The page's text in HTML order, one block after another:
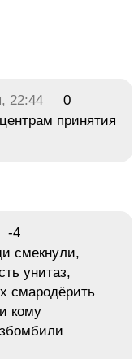
22:44
0
принятия
-4
смекнули,
унитаз,
смародёрить
кому